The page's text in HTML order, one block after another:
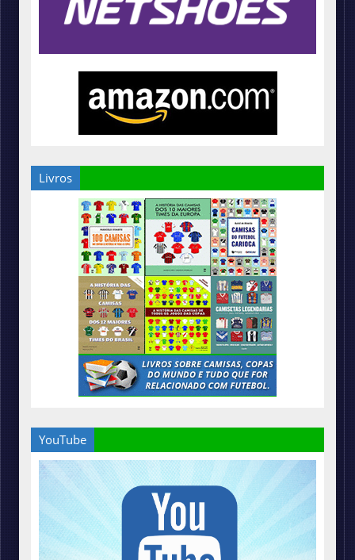
Livros
YouTube